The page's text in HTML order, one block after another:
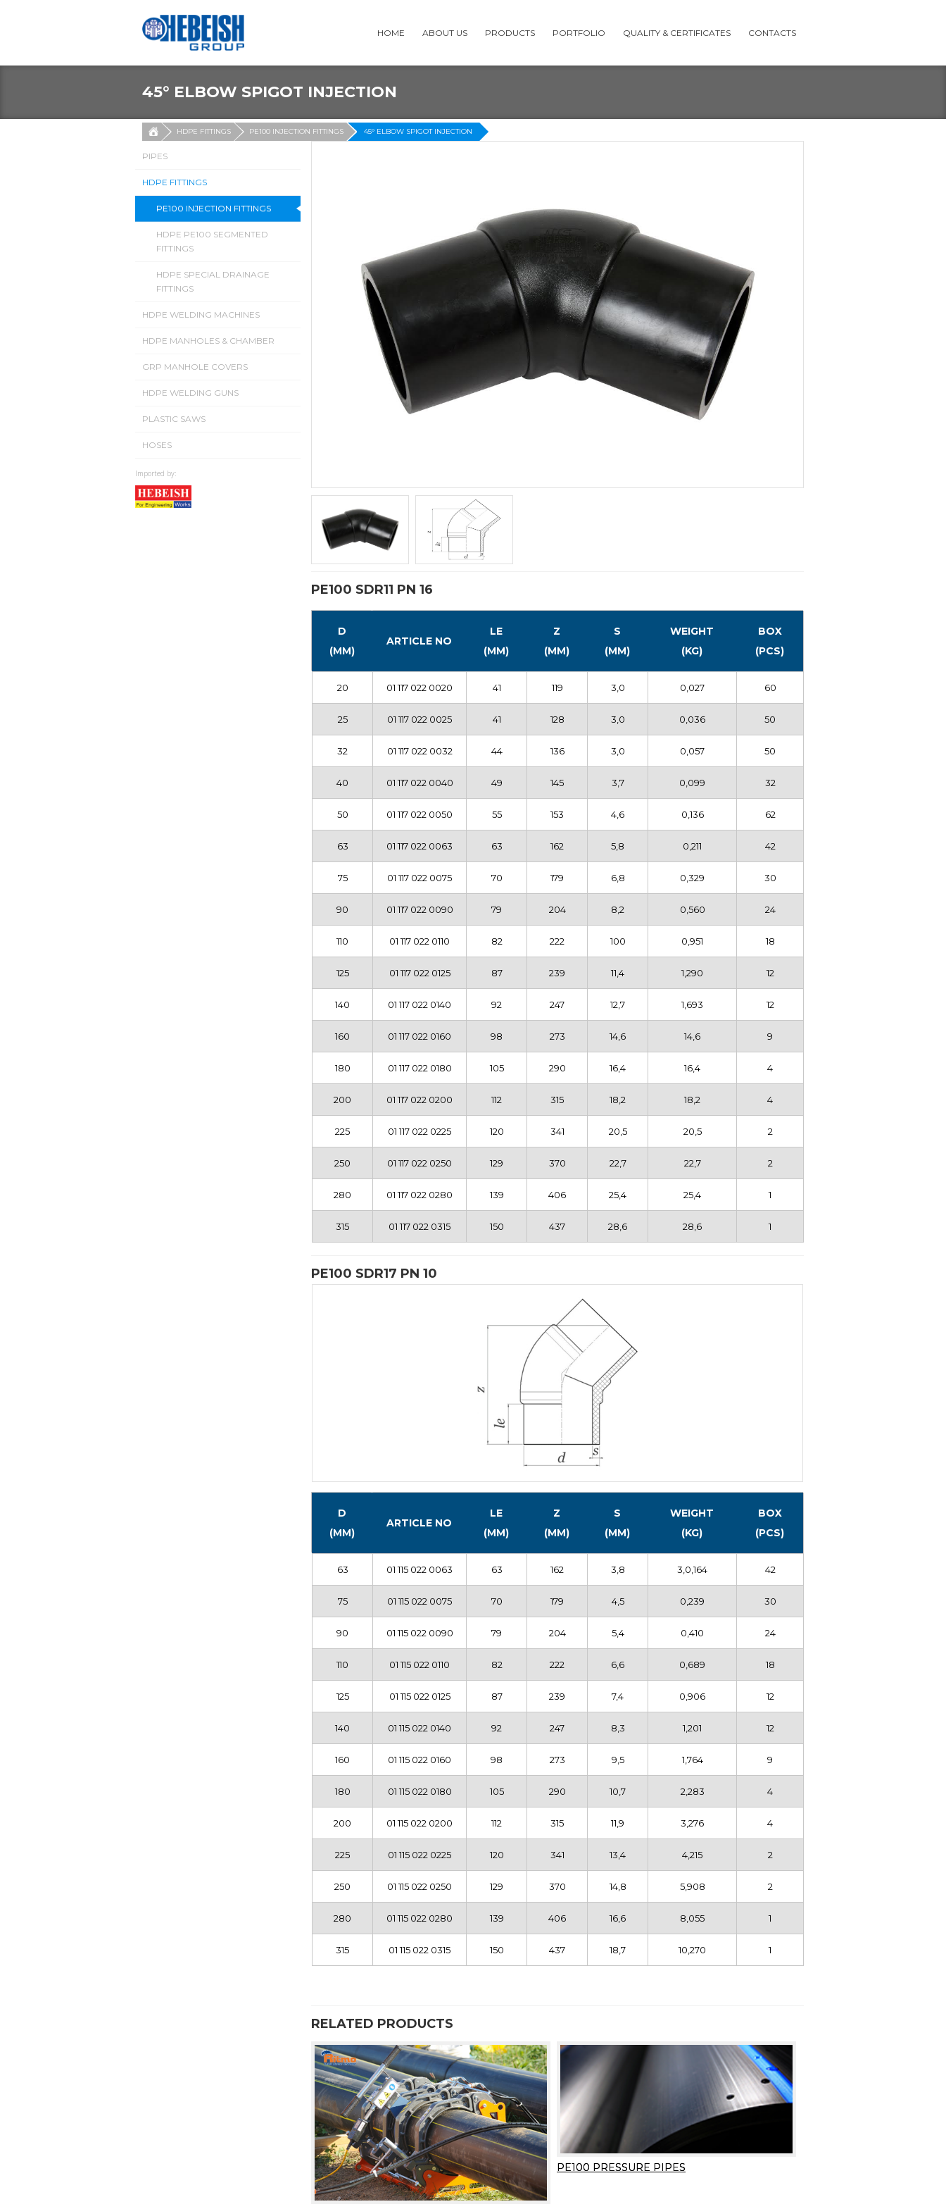
HOME ABOUT US PRODUCTS PORTFOLIO QUALITY & CERTIFICATES CONTACTS
45° ELBOW SPIGOT INJECTION
HDPE FITTINGS PE100 INJECTION FITTINGS 45° ELBOW SPIGOT INJECTION
PIPES
HDPE FITTINGS
PE100 INJECTION FITTINGS
HDPE PE100 SEGMENTED
FITTINGS
HDPE SPECIAL DRAINAGE
FITTINGS
HDPE WELDING MACHINES
HDPE MANHOLES & CHAMBER
GRP MANHOLE COVERS
HDPE WELDING GUNS
PLASTIC SAWS
HOSES
Imported by:
PE100 SDR11 PN 16
D
(MM)
ARTICLE NO
LE
(MM)
Z
(MM)
S
(MM)
WEIGHT
(KG)
BOX
(PCS)
20 01 117 022 0020 41 119 3,0 0,027 60
25 01 117 022 0025 41 128 3,0 0,036 50
32 01 117 022 0032 44 136 3,0 0,057 50
40 01 117 022 0040 49 145 3,7 0,099 32
50 01 117 022 0050 55 153 4,6 0,136 62
63 01 117 022 0063 63 162 5,8 0,211 42
75 01 117 022 0075 70 179 6,8 0,329 30
90 01 117 022 0090 79 204 8,2 0,560 24
110 01 117 022 0110 82 222 100 0,951 18
125 01 117 022 0125 87 239 11,4 1,290 12
140 01 117 022 0140 92 247 12,7 1,693 12
160 01 117 022 0160 98 273 14,6 14,6 9
180 01 117 022 0180 105 290 16,4 16,4 4
200 01 117 022 0200 112 315 18,2 18,2 4
225 01 117 022 0225 120 341 20,5 20,5 2
250 01 117 022 0250 129 370 22,7 22,7 2
280 01 117 022 0280 139 406 25,4 25,4 1
315 01 117 022 0315 150 437 28,6 28,6 1
PE100 SDR17 PN 10
D
(MM)
ARTICLE NO
LE
(MM)
Z
(MM)
S
(MM)
WEIGHT
(KG)
BOX
(PCS)
63 01 115 022 0063 63 162 3,8 3,0,164 42
75 01 115 022 0075 70 179 4,5 0,239 30
90 01 115 022 0090 79 204 5,4 0,410 24
110 01 115 022 0110 82 222 6,6 0,689 18
125 01 115 022 0125 87 239 7,4 0,906 12
140 01 115 022 0140 92 247 8,3 1,201 12
160 01 115 022 0160 98 273 9,5 1,764 9
180 01 115 022 0180 105 290 10,7 2,283 4
200 01 115 022 0200 112 315 11,9 3,276 4
225 01 115 022 0225 120 341 13,4 4,215 2
250 01 115 022 0250 129 370 14,8 5,908 2
280 01 115 022 0280 139 406 16,6 8,055 1
315 01 115 022 0315 150 437 18,7 10,270 1
RELATED PRODUCTS
PE100 PRESSURE PIPES